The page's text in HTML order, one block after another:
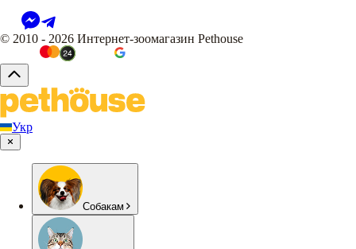
© 2010 - 2026 Интернет-зоомагазин Pethouse
Укр
Собакам